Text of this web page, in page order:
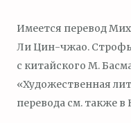
Имеется перевод
Ли Цин-чжао.
с китайского М.
«Художественная
перевода см. также